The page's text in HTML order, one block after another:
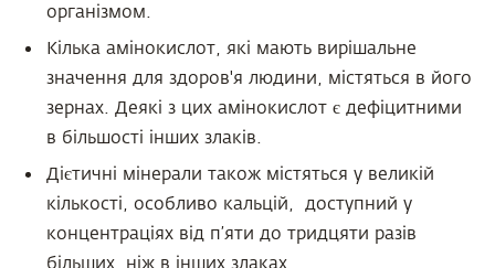
організмом.
Кілька амінокислот, які мають вирішальне
значення для здоров'я людини, містяться в його
зернах. Деякі з цих амінокислот є дефіцитними
в більшості інших злаків.
Дієтичні мінерали також містяться у великій
кількості, особливо кальцій, доступний у
концентраціях від п’яти до тридцяти разів
більших, ніж в інших злаках.